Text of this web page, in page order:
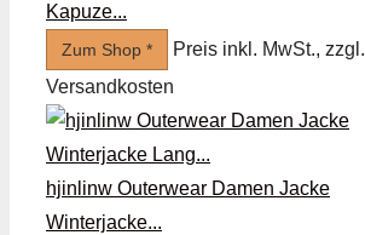
Kapuze...
Zum Shop *
Preis inkl. MwSt., zzgl.
Versandkosten
hjinlinw Outerwear Damen Jacke
Winterjacke...